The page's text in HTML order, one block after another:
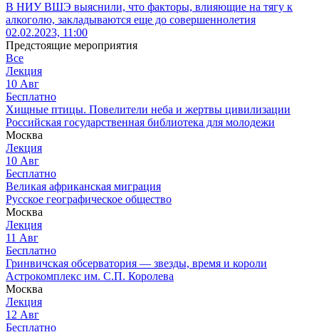
В НИУ ВШЭ выяснили, что факторы, влияющие на тягу к
алкоголю, закладываются еще до совершеннолетия
02.02.2023, 11:00
Предстоящие мероприятия
Все
Лекция
10 Авг
Бесплатно
Хищные птицы. Повелители неба и жертвы цивилизации
Российская государственная библиотека для молодежи
Москва
Лекция
10 Авг
Бесплатно
Великая африканская миграция
Русское географическое общество
Москва
Лекция
11 Авг
Бесплатно
Гринвичская обсерватория — звезды, время и короли
Астрокомплекс им. С.П. Королева
Москва
Лекция
12 Авг
Бесплатно